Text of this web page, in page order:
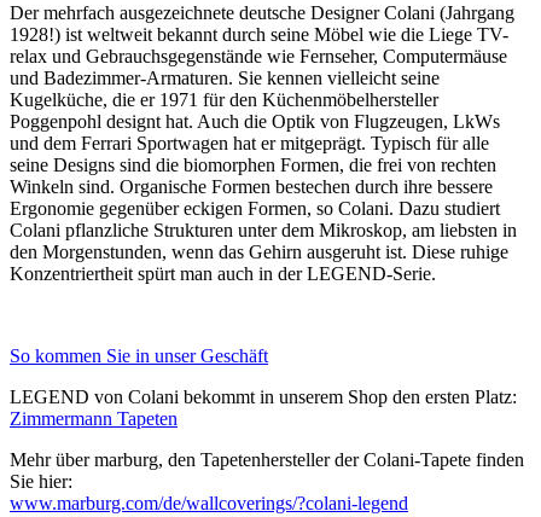
Der mehrfach ausgezeichnete deutsche Designer Colani (Jahrgang
1928!) ist weltweit bekannt durch seine Möbel wie die Liege TV-
relax und Gebrauchsgegenstände wie Fernseher, Computermäuse
und Badezimmer-Armaturen. Sie kennen vielleicht seine
Kugelküche, die er 1971 für den Küchenmöbelhersteller
Poggenpohl designt hat. Auch die Optik von Flugzeugen, LkWs
und dem Ferrari Sportwagen hat er mitgeprägt. Typisch für alle
seine Designs sind die biomorphen Formen, die frei von rechten
Winkeln sind. Organische Formen bestechen durch ihre bessere
Ergonomie gegenüber eckigen Formen, so Colani. Dazu studiert
Colani pflanzliche Strukturen unter dem Mikroskop, am liebsten in
den Morgenstunden, wenn das Gehirn ausgeruht ist. Diese ruhige
Konzentriertheit spürt man auch in der LEGEND-Serie.
So kommen Sie in unser Geschäft
LEGEND von Colani bekommt in unserem Shop den ersten Platz:
Zimmermann Tapeten
Mehr über marburg, den Tapetenhersteller der Colani-Tapete finden
Sie hier:
www.marburg.com/de/wallcoverings/?colani-legend